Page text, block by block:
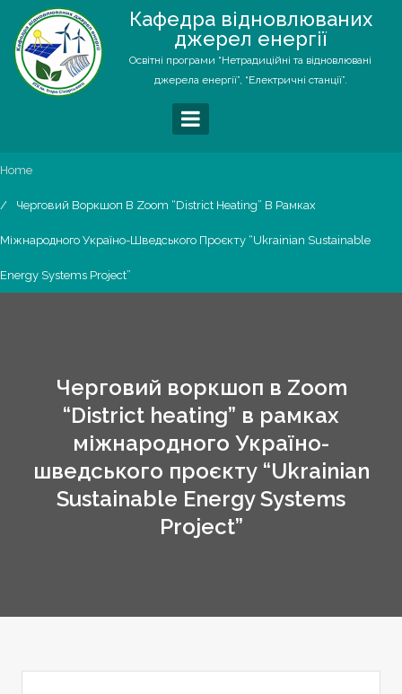
content
Кафедра відновлюваних
джерел енергії
Освітні програми “Нетрадиційні та відновлювані
джерела енергії”, “Електричні станції”.
Home
Черговий Воркшоп В Zoom “District Heating” В Рамках
Міжнародного Україно-Шведського Проєкту “Ukrainian Sustainable
Energy Systems Project”
Черговий воркшоп в Zoom
“District heating” в рамках
міжнародного Україно-
шведського проєкту “Ukrainian
Sustainable Energy Systems
Project”